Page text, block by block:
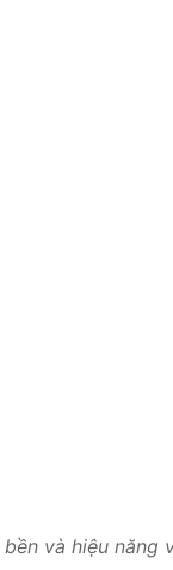
và hiệu năng